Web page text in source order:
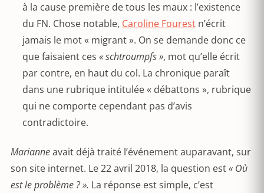
à la cause première de tous les maux : l’existence
du FN. Chose notable, Caroline Fourest n’écrit
jamais le mot « migrant ». On se demande donc ce
que faisaient ces « schtroumpfs », mot qu’elle écrit
par contre, en haut du col. La chronique paraît
dans une rubrique intitulée « débattons », rubrique
qui ne comporte cependant pas d’avis
contradictoire.
Marianneavait déjà traité l’événement auparavant, sur
son site internet. Le 22 avril 2018, la question est« Où
est le problème ? ». La réponse est simple, c’est